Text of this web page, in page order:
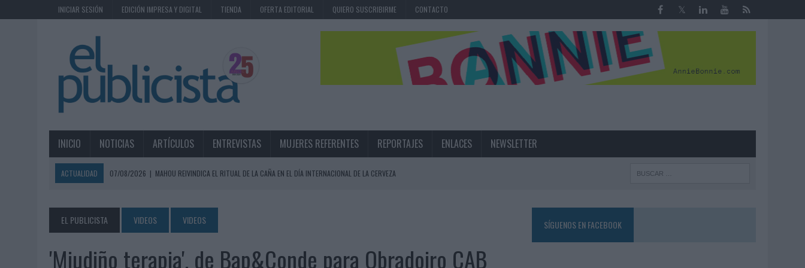
INICIAR SESIÓN EDICIÓN IMPRESA Y DIGITAL TIENDA OFERTA EDITORIAL QUIERO SUSCRIBIRME CONTACTO
INICIO NOTICIAS ARTÍCULOS ENTREVISTAS MUJERES REFERENTES REPORTAJES ENLACES NEWSLETTER
ACTUALIDAD 07/08/2026 | MAHOU REIVINDICA EL RITUAL DE LA CAÑA EN EL DÍA INTERNACIONAL DE LA CERVEZA
07/08/2026 | EL VERANO PONE A PRUEBA LA ESTRATEGIA DIGITAL DE LAS MARCAS
07/08/2026 |
VUELING CONVIERTE LOS RECUERDOS EN SOUVENIRS CON IA
EL PUBLICISTA VIDEOS VIDEOS
'Miudiño terapia', de Bap&Conde para Obradoiro CAB
SÍGUENOS EN FACEBOOK